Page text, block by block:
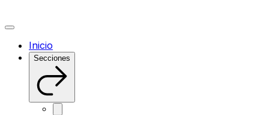
Inicio
Secciones